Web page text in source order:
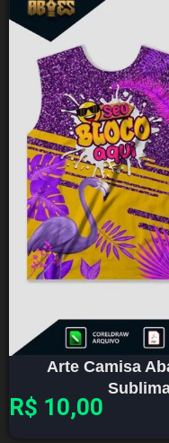
Arte Camisa
R$ 10,00